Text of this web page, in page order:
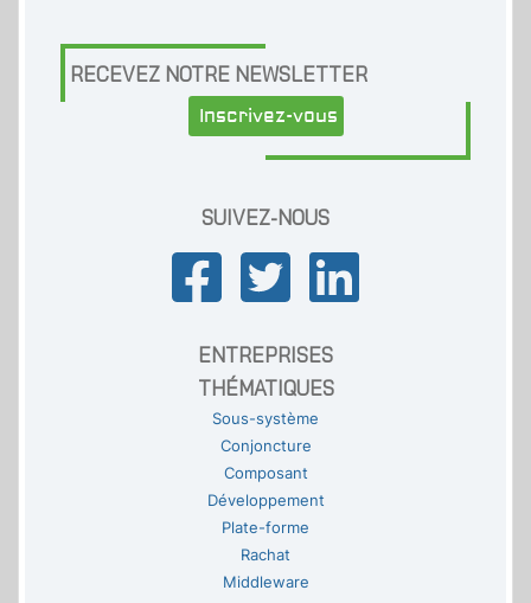
RECEVEZ NOTRE NEWSLETTER
Inscrivez-vous
SUIVEZ-NOUS
ENTREPRISES
THÉMATIQUES
Sous-système
Conjoncture
Composant
Développement
Plate-forme
Rachat
Middleware